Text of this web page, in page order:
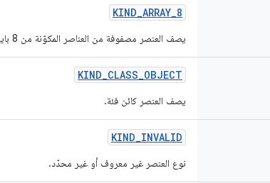
KIND_ARRAY_8
يصف العنصر مصفوفة من العناصر المكوّنة من 8 بايت.
KIND_CLASS_OBJECT
يصف العنصر كائن فئة.
KIND_INVALID
نوع العنصر غير معروف أو غير محدّد.